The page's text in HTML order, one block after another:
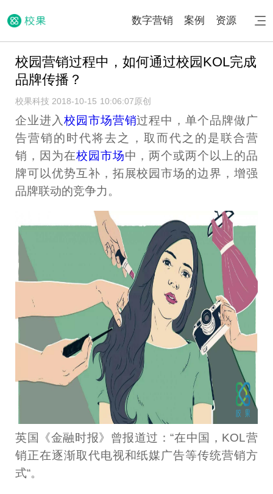
数字营销 案例 资源
校园营销过程中，如何通过校园KOL完成
品牌传播？
校果科技 2018-10-15 10:06:07原创
企业进入 校园市场营销过程中，单个品牌做广
告营销的时代将去之，取而代之的是联合营
销，因为在校园市场中，两个或两个以上的品
牌可以优势互补，拓展校园市场的边界，增强
品牌联动的竞争力。
英国《金融时报》曾报道过：“在中国，KOL营
销正在逐渐取代电视和纸媒广告等传统营销方
式“。